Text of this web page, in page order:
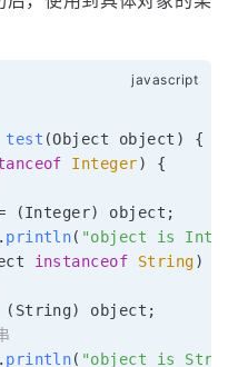
test (Object object )
{
Integer)
{
(Integer) object ;
. println( "object is
instanceof String)
( String) object ;
. println( "object is